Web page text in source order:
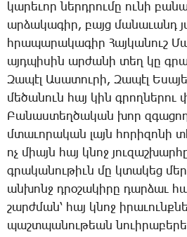
կա­րե­ւոր ներդ­րու­մը ու­նի
ար­ձա­կա­գիր, բայց մա­նա­ւանդ
հրա­պա­րա­կա­գիր ­Հայ­կա­նուշ
այդ­պի­սին ար­ժա­նի տեղ կը
­Զա­պէլ Ա­սա­տու­րի, ­Զա­պէլ
մե­ծա­նուն հայ կին գրող­նե­րու
­Բա­նաս­տեղ­ծա­կան խոր
մտա­ւո­րա­կան լայն հո­րի­զո­նի
ոչ միայն հայ կնոջ
գրա­կա­նու­թիւն մը կտա­կեց մեր
ան­խոնջ դրօ­շա­կի­րը դար­ձաւ
շարժ­ման՝ հայ կնոջ
պաշտ­պա­նու­թեան